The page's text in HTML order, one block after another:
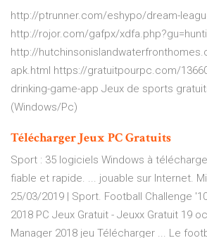
http://ptrunner.com/eshypo/dream-
http://rojor.com/gafpx/
http://
apk.html https://gratuitpourpc.com/
drinking-game-app Jeux de sports
(Windows/Pc)
Télécharger Jeux PCGratuits
Sport : 35 logiciels Windows à
fiable et rapide. ... jouable sur Internet.
25/03/2019 | Sport. Football Challenge
2018 PC Jeux Gratuit - Jeuxx Gratuit 19
Manager 2018 jeu Télécharger ... Le